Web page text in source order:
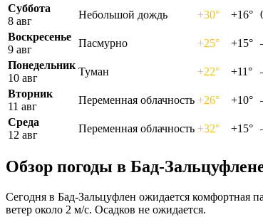
Суббота
8 авг
Небольшой дождь +30° +16°
Воскресенье
9 авг
Пасмурно +25° +15°
Понедельник
10 авг
Туман +22° +11°
Вторник
11 авг
Переменная облачность +26° +10°
Среда
12 авг
Переменная облачность +32° +15°
Обзор погоды в Бад-
Сегодня в Бад-Зальцуфлен ожидается комфортная
ветер около 2 м/с. Осадков не ожидается.